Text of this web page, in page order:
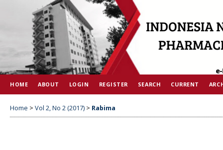
HOME ABOUT LOGIN REGISTER SEARCH CURRENT
Home > Vol 2, No 2 (2017) > Rabima